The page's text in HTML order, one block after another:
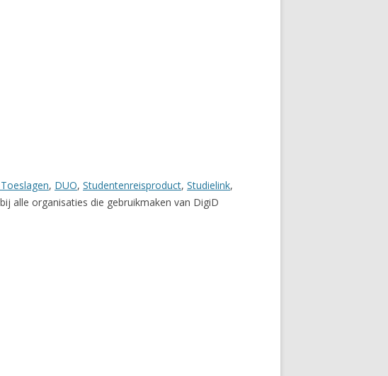
, DUO, Studentenreisproduct, Studielink,
alle organisaties die gebruikmaken van DigiD